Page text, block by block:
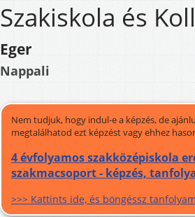
Szakiskola és
Eger
Nappali
Nem tudjuk, hogy indul-e a képzés, de
megtalálhatod ezt képzést vagy ehhez
4 évfolyamos szakközépiskola
szakmacsoport - képzés,
>>> Kattints ide, és böngéssz